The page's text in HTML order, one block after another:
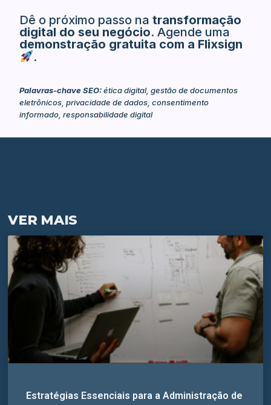
Dê o próximo passo natransformação
digital do seu negócio. Agende uma
demonstração gratuita com a Flixsign
.
Palavras-chave SEO:ética digital, gestão de documentos
eletrônicos, privacidade de dados, consentimento
informado, responsabilidade digital
VER MAIS
Estratégias Essenciais para a Administração de